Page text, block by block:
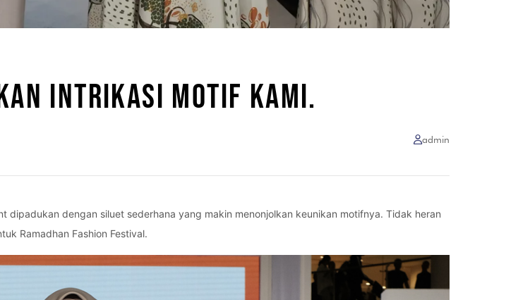
INTRIKASI MOTIF KAMI.
admin
dengan siluet sederhana yang makin menonjolkan keunikan motifnya. Tidak heran
Ramadhan Fashion Festival.